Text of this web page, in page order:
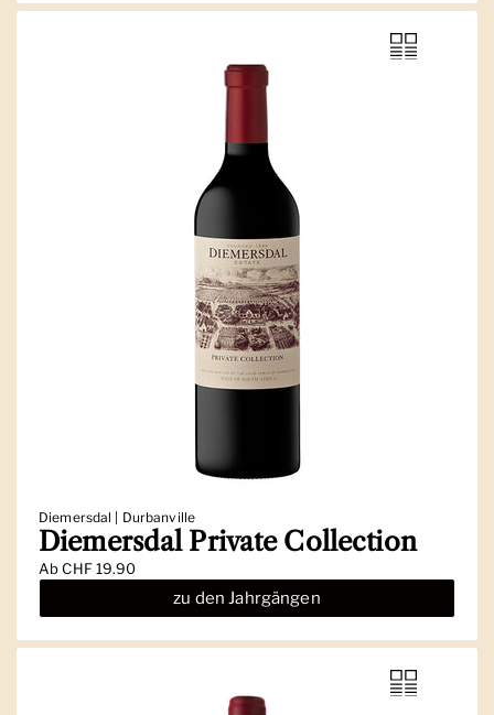
Diemersdal | Durbanville
Diemersdal Private Collection
AbCHF 19.90
zu den Jahrgängen